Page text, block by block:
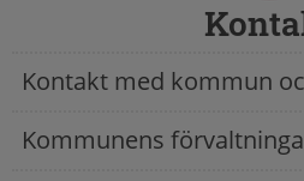
Kontakt med kommun
Kommunens